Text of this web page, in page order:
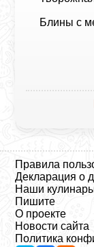
Блины с
Правила
Декларация о
Наши
Пишите
О проекте
Новости сайта
Политика